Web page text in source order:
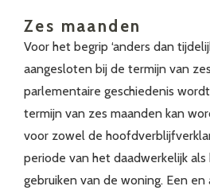
Zes maanden
Voor het begrip ‘anders dan
aangesloten bij de termijn van
parlementaire geschiedenis
termijn van zes maanden kan
voor zowel de
periode van het daadwerkelijk
gebruiken van de woning. Een